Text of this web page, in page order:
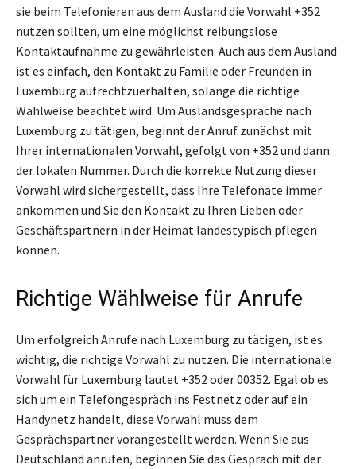
sie beim Telefonieren aus dem Ausland die Vorwahl +352
nutzen sollten, um eine möglichst reibungslose
Kontaktaufnahme zu gewährleisten. Auch aus dem Ausland
ist es einfach, den Kontakt zu Familie oder Freunden in
Luxemburg aufrechtzuerhalten, solange die richtige
Wählweise beachtet wird. Um Auslandsgespräche nach
Luxemburg zu tätigen, beginnt der Anruf zunächst mit
Ihrer internationalen Vorwahl, gefolgt von +352 und dann
der lokalen Nummer. Durch die korrekte Nutzung dieser
Vorwahl wird sichergestellt, dass Ihre Telefonate immer
ankommen und Sie den Kontakt zu Ihren Lieben oder
Geschäftspartnern in der Heimat landestypisch pflegen
können.
Richtige Wählweise für Anrufe
Um erfolgreich Anrufe nach Luxemburg zu tätigen, ist es
wichtig, die richtige Vorwahl zu nutzen. Die internationale
Vorwahl für Luxemburg lautet +352 oder 00352. Egal ob es
sich um ein Telefongespräch ins Festnetz oder auf ein
Handynetz handelt, diese Vorwahl muss dem
Gesprächspartner vorangestellt werden. Wenn Sie aus
Deutschland anrufen, beginnen Sie das Gespräch mit der